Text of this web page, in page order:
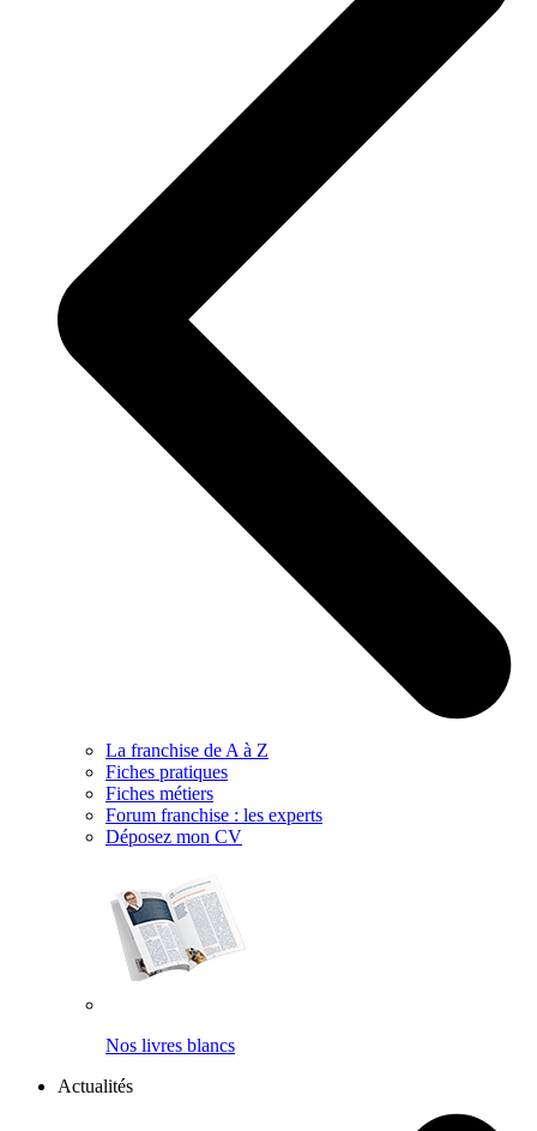
La franchise de A à Z
Fiches pratiques
Fiches métiers
Forum franchise : les experts
Déposez mon CV
Nos livres blancs
Actualités